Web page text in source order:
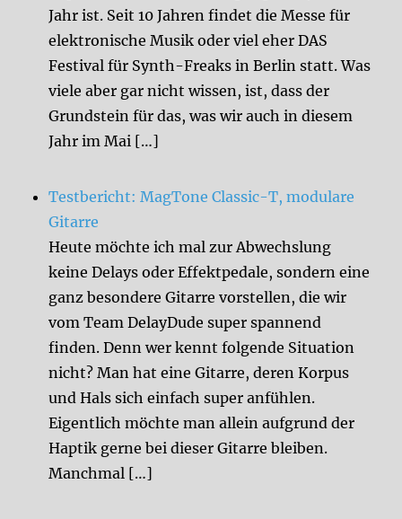
Jahr ist. Seit 10 Jahren findet die Messe für
elektronische Musik oder viel eher DAS
Festival für Synth-Freaks in Berlin statt. Was
viele aber gar nicht wissen, ist, dass der
Grundstein für das, was wir auch in diesem
Jahr im Mai […]
Testbericht: MagTone Classic-T, modulare
Gitarre
Heute möchte ich mal zur Abwechslung
keine Delays oder Effektpedale, sondern eine
ganz besondere Gitarre vorstellen, die wir
vom Team DelayDude super spannend
finden. Denn wer kennt folgende Situation
nicht? Man hat eine Gitarre, deren Korpus
und Hals sich einfach super anfühlen.
Eigentlich möchte man allein aufgrund der
Haptik gerne bei dieser Gitarre bleiben.
Manchmal […]